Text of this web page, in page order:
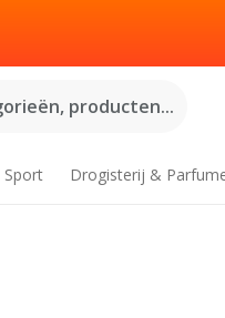
producten...
Sport Drogisterij &